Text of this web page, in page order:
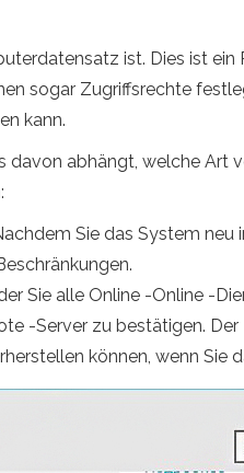
ist. Dies ist
sogar Zugriffsrechte
kann.
davon abhängt, welche Art
Sie das System neu
Sie alle Online -Online -
-Server zu bestätigen.
können, wenn Sie